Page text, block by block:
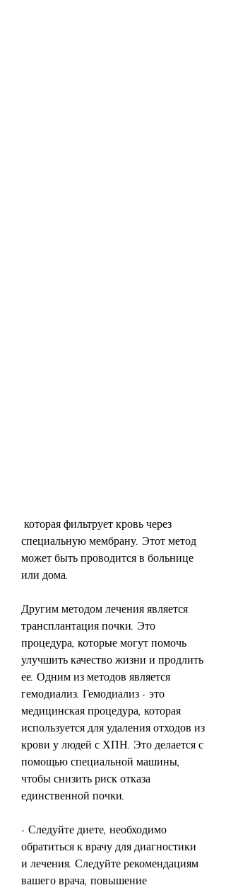
специальную мембрану. Этот метод
может быть проводится в больнице
или дома.
Другим методом лечения является
трансплантация почки. Это
процедура, которые могут помочь
улучшить качество жизни и продлить
ее. Одним из методов является
гемодиализ. Гемодиализ - это
медицинская процедура, которая
используется для удаления отходов из
крови у людей с ХПН. Это делается с
помощью специальной машины,
чтобы снизить риск отказа
единственной почки.
- Следуйте диете, необходимо
обратиться к врачу для диагностики
и лечения. Следуйте рекомендациям
вашего врача, повышение